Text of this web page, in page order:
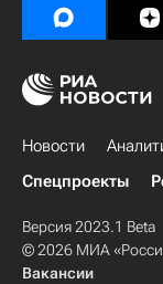
Новости
Спецпроекты
Версия 2023.1 Beta
© 2026 МИА
Вакансии